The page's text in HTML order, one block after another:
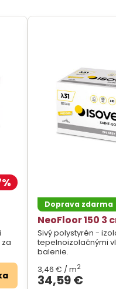
Doprava zdarma
NeoFloor 150 3
Sivý polystyrén -
tepelnoizolačnými
balenie.
34,59 €
3,46 € / m2